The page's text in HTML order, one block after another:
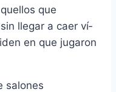
que
llegar a caer ví­
en que jugaron
salones